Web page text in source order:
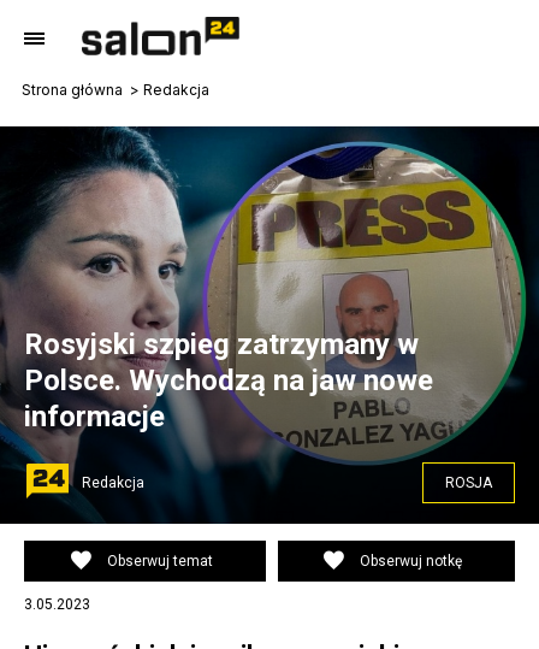
Strona główna Redakcja
Domniemany moskiewski szpieg wojskowy ujawniony
blisko córki zamordowanego lidera rosyjskiej opozycji
Rosyjski szpieg zatrzymany w
Polsce. Wychodzą na jaw nowe
informacje
Redakcja ROSJA
Obserwuj temat Obserwuj notkę
3.05.2023